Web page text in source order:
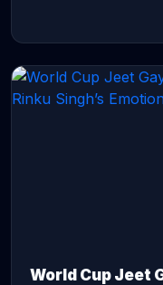
World Cup Jeet